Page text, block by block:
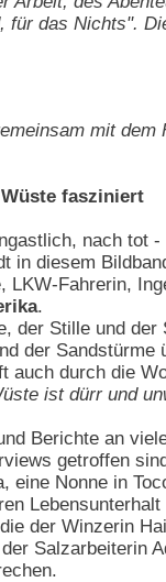
für das Nichts".
mit
fasziniert
nach tot
in diesem
LKW-Fahrerin,
.
der Stille und
der
auch durch die
ist dürr und
Berichte an
getroffen
eine Nonne in
der Winzerin
Salzarbeiterin